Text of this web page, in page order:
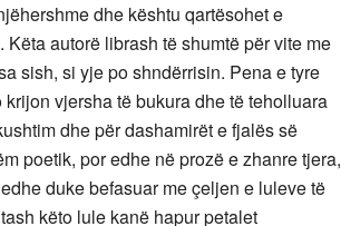
dhe kështu qartësohet e
autorë librash të shumtë për vite me
sish, si yje po shndërrisin. Pena e tyre
vjersha të bukura dhe të teholluara
dhe për dashamirët e fjalës së
poetik, por edhe në prozë e zhanre tjera,
duke befasuar me çeljen e luleve të
këto lule kanë hapur petalet